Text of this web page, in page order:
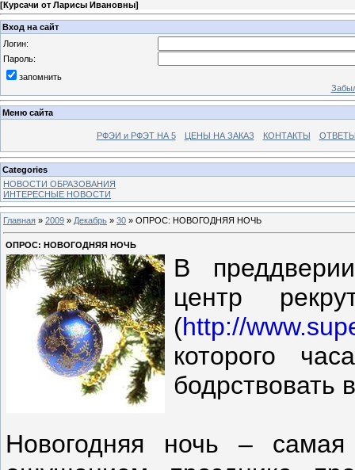
[Курсачи от Ларисы Ивановны]
Вход на сайт
Логин:
Пароль:
запомнить
Меню сайта
РФЭИ и РФЭТ НА 5 ЦЕНЫ НА ЗАКАЗ КОНТАКТЫ
Categories
НОВОСТИ ОБРАЗОВАНИЯ
ИНТЕРЕСНЫЕ НОВОСТИ
Главная » 2009 » Декабрь » 30 » ОПРОС: НОВОГОДНЯЯ НОЧЬ
ОПРОС: НОВОГОДНЯЯ НОЧЬ
В
центр
(http://
которого
бодрствовать
Новогодняя ночь –